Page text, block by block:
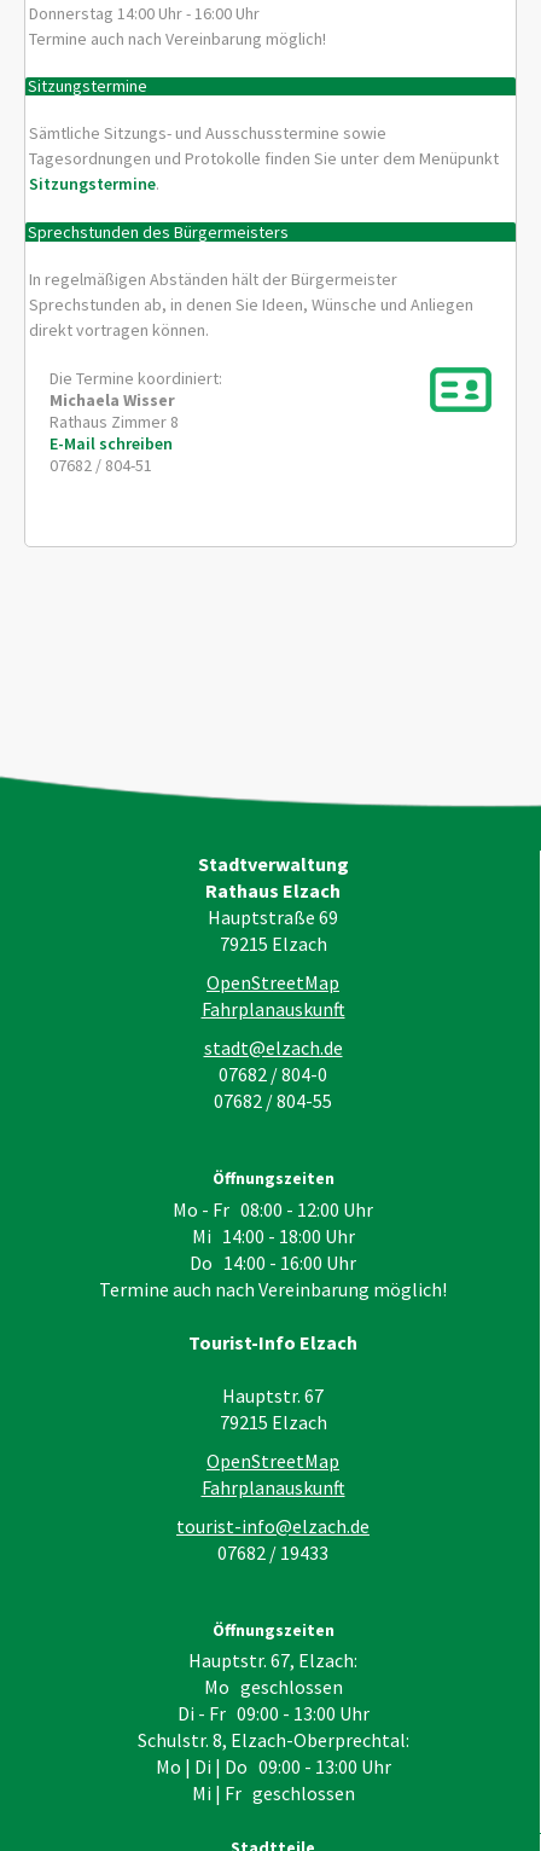
Donnerstag 14:00 Uhr - 16:00 Uhr
Termine auch nach Vereinbarung möglich!
Sitzungstermine
Sämtliche Sitzungs- und Ausschusstermine sowie
Tagesordnungen und Protokolle finden Sie unter dem Menüpunkt
Sitzungstermine.
Sprechstunden des Bürgermeisters
In regelmäßigen Abständen hält der Bürgermeister
Sprechstunden ab, in denen Sie Ideen, Wünsche und Anliegen
direkt vortragen können.
Die Termine koordiniert:
Michaela Wisser
Rathaus Zimmer 8
E-Mail schreiben
07682 / 804-51
Stadtverwaltung
Rathaus Elzach
Hauptstraße 69
79215 Elzach
OpenStreetMap
Fahrplanauskunft
stadt@elzach.de
07682 / 804-0
07682 / 804-55
Öffnungszeiten
Mo - Fr 08:00 - 12:00 Uhr
Mi 14:00 - 18:00 Uhr
Do 14:00 - 16:00 Uhr
Termine auch nach Vereinbarung möglich!
Tourist-Info Elzach
Hauptstr. 67
79215 Elzach
OpenStreetMap
Fahrplanauskunft
tourist-info@elzach.de
07682 / 19433
Öffnungszeiten
Hauptstr. 67, Elzach:
Mo geschlossen
Di - Fr 09:00 - 13:00 Uhr
Schulstr. 8, Elzach-Oberprechtal:
Mo | Di | Do 09:00 - 13:00 Uhr
Mi | Fr geschlossen